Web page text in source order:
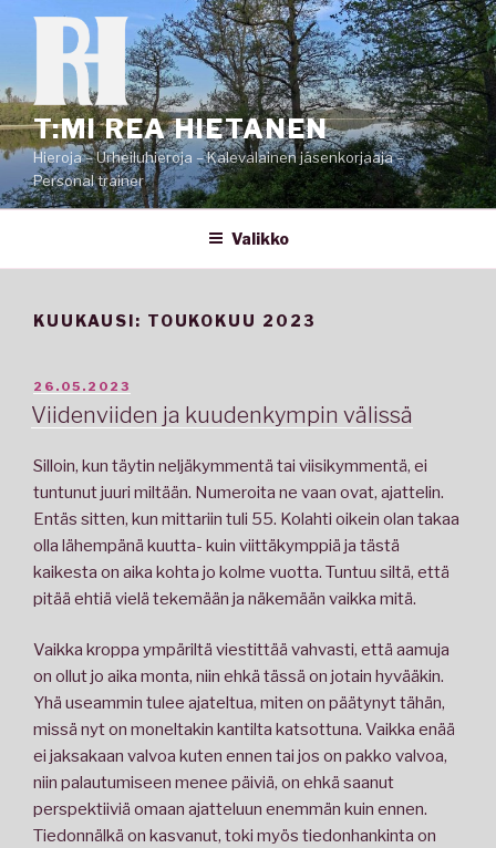
Siirry
T:MI REA HIETANEN
Hieroja – Urheiluhieroja – Kalevalainen jäsenkorjaaja –
Personal trainer
Valikko
KUUKAUSI: TOUKOKUU 2023
JULKAISTU
26.05.2023
Viidenviiden ja kuudenkympin välissä
Silloin, kun täytin neljäkymmentä tai viisikymmentä, ei
tuntunut juuri miltään. Numeroita ne vaan ovat, ajattelin.
Entäs sitten, kun mittariin tuli 55. Kolahti oikein olan takaa
olla lähempänä kuutta- kuin viittäkymppiä ja tästä
kaikesta on aika kohta jo kolme vuotta. Tuntuu siltä, että
pitää ehtiä vielä tekemään ja näkemään vaikka mitä.
Vaikka kroppa ympäriltä viestittää vahvasti, että aamuja
on ollut jo aika monta, niin ehkä tässä on jotain hyvääkin.
Yhä useammin tulee ajateltua, miten on päätynyt tähän,
missä nyt on moneltakin kantilta katsottuna. Vaikka enää
ei jaksakaan valvoa kuten ennen tai jos on pakko valvoa,
niin palautumiseen menee päiviä, on ehkä saanut
perspektiiviä omaan ajatteluun enemmän kuin ennen.
Tiedonnälkä on kasvanut, toki myös tiedonhankinta on